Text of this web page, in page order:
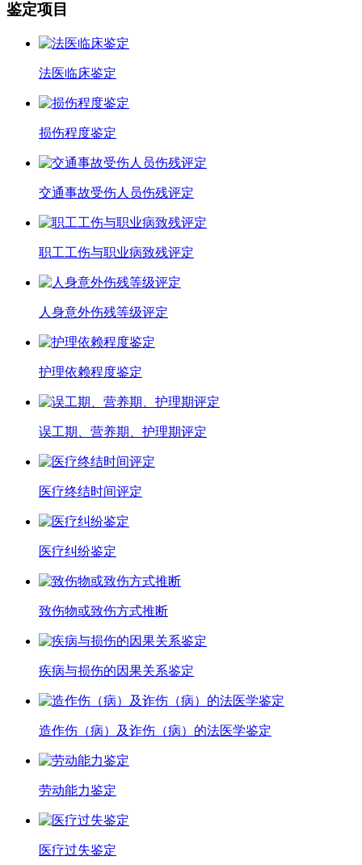
鉴定项目
法医临床鉴定
损伤程度鉴定
交通事故受伤人员伤残评定
职工工伤与职业病致残评定
人身意外伤残等级评定
护理依赖程度鉴定
误工期、营养期、护理期评定
医疗终结时间评定
医疗纠纷鉴定
致伤物或致伤方式推断
疾病与损伤的因果关系鉴定
造作伤（病）及诈伤（病）的法医学鉴定
劳动能力鉴定
医疗过失鉴定